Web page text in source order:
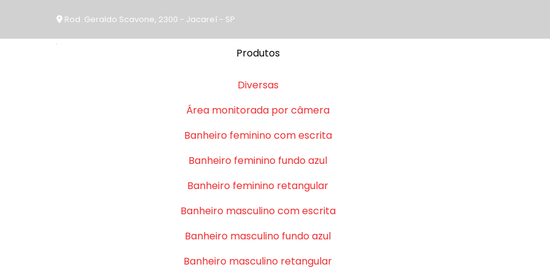
Rod. Geraldo Scavone, 2300 - Jacareí - SP
Produtos
Diversas
Área monitorada por câmera
Banheiro feminino com escrita
Banheiro feminino fundo azul
Banheiro feminino retangular
Banheiro masculino com escrita
Banheiro masculino fundo azul
Banheiro masculino retangular